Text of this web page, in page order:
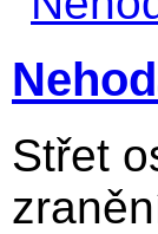
Střet